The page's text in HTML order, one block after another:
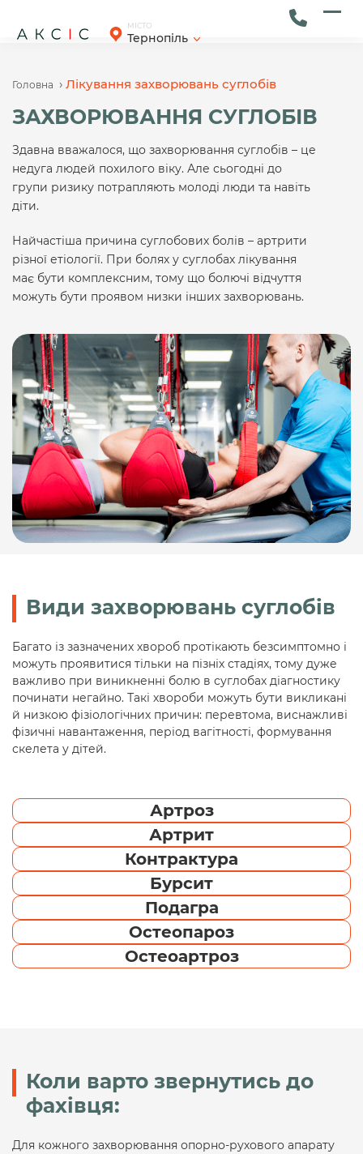
content
МІСТО
Тернопіль
Головна › Лікування захворювань суглобів
ЗАХВОРЮВАННЯ СУГЛОБІВ
Здавна вважалося, що захворювання суглобів – це
недуга людей похилого віку. Але сьогодні до
групи ризику потрапляють молоді люди та навіть
діти.
Найчастіша причина суглобових болів – артрити
різної етіології. При болях у суглобах лікування
має бути комплексним, тому що болючі відчуття
можуть бути проявом низки інших захворювань.
Види захворювань суглобів
Багато із зазначених хвороб протікають безсимптомно і
можуть проявитися тільки на пізніх стадіях, тому дуже
важливо при виникненні болю в суглобах діагностику
починати негайно. Такі хвороби можуть бути викликані
й низкою фізіологічних причин: перевтома, виснажливі
фізичні навантаження, період вагітності, формування
скелета у дітей.
Артроз
Артрит
Контрактура
Бурсит
Подагра
Остеопароз
Остеоартроз
Коли варто звернутись до
фахівця:
Для кожного захворювання опорно-рухового апарату